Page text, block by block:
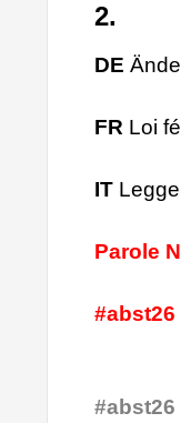
2.
DE
FR Loi
IT
Parole
#abst26